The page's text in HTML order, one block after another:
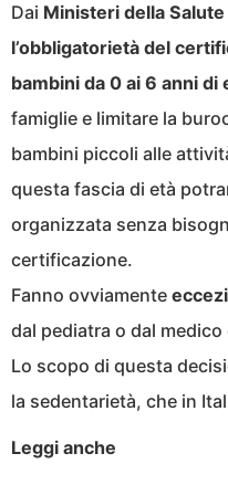
Dai Ministeri della
l’obbligatorietà del
bambini da 0 ai 6 anni di
famiglie e limitare la
bambini piccoli alle
questa fascia di età
organizzata senza
certificazione.
Fanno ovviamente
dal pediatra o dal medico
Lo scopo di questa
la sedentarietà, che in
Leggi anche